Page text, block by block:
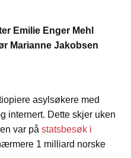
Emilie Enger Mehl
Marianne Jakobsen
asylsøkere med
internert. Dette skjer uken
var på statsbesøk i
1 milliard norske